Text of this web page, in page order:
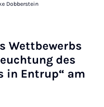
Dobberstein
Wettbe­w­erbs
des
in En­trup“ am